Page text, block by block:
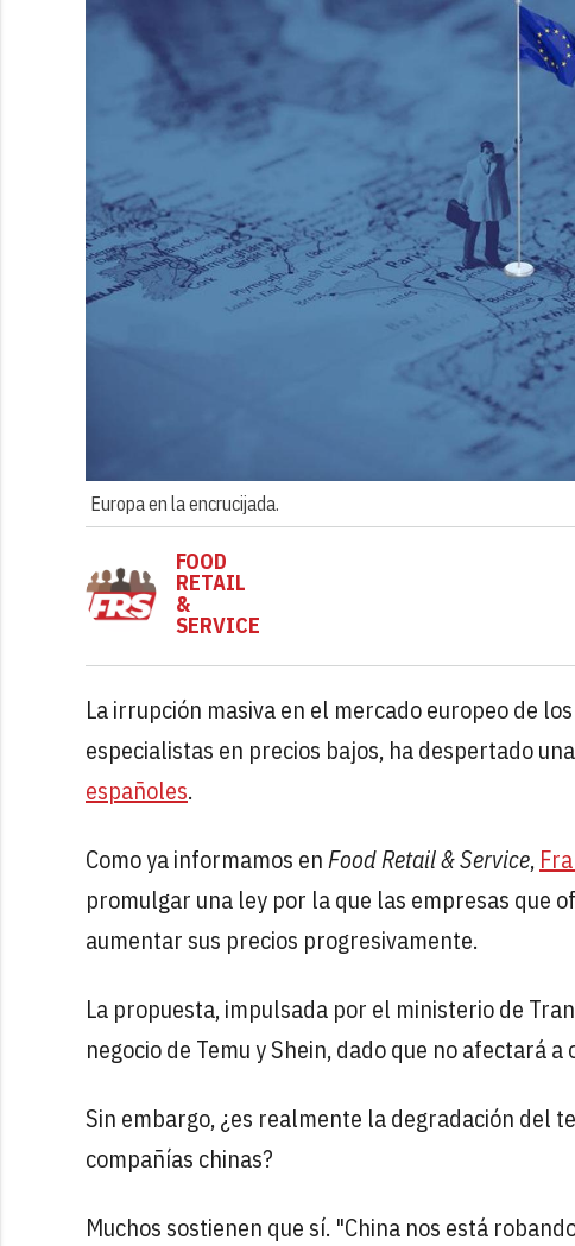
Europa en la encrucijada.
FOOD
RETAIL
&
SERVICE
La irrupción masiva en el mercado europeo de
especialistas en precios bajos, ha despertado una
españoles.
Como ya informamos enFood Retail & Service,
promulgar una ley por la que las empresas que
aumentar sus precios progresivamente.
La propuesta, impulsada por el ministerio de
negocio de Temu y Shein, dado que no afectará
Sin embargo, ¿es realmente la degradación del
compañías chinas?
Muchos sostienen que sí. "China nos está